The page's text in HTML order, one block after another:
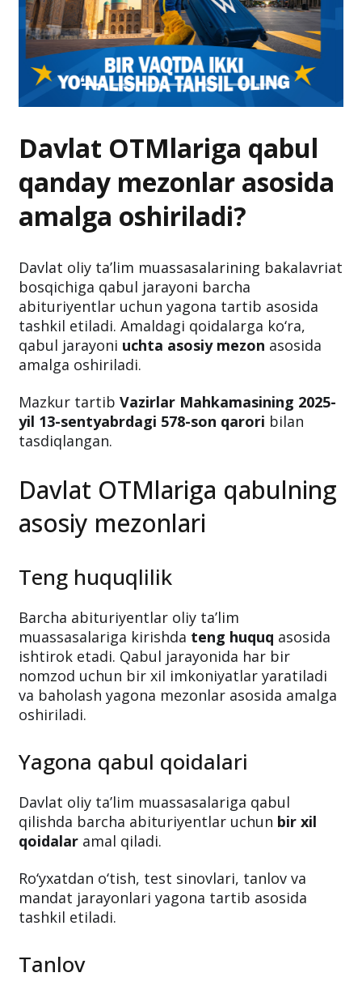
Davlat OTMlariga qabul
qanday mezonlar asosida
amalga oshiriladi?
Davlat oliy ta’lim muassasalarining bakalavriat
bosqichiga qabul jarayoni barcha
abituriyentlar uchun yagona tartib asosida
tashkil etiladi. Amaldagi qoidalarga ko‘ra,
qabul jarayoni uchta asosiy mezon asosida
amalga oshiriladi.
Mazkur tartib Vazirlar Mahkamasining 2025-
yil 13-sentyabrdagi 578-son qarori bilan
tasdiqlangan.
Davlat OTMlariga qabulning
asosiy mezonlari
Teng huquqlilik
Barcha abituriyentlar oliy ta’lim
muassasalariga kirishda teng huquq asosida
ishtirok etadi. Qabul jarayonida har bir
nomzod uchun bir xil imkoniyatlar yaratiladi
va baholash yagona mezonlar asosida amalga
oshiriladi.
Yagona qabul qoidalari
Davlat oliy ta’lim muassasalariga qabul
qilishda barcha abituriyentlar uchun bir xil
qoidalar amal qiladi.
Ro‘yxatdan o‘tish, test sinovlari, tanlov va
mandat jarayonlari yagona tartib asosida
tashkil etiladi.
Tanlov